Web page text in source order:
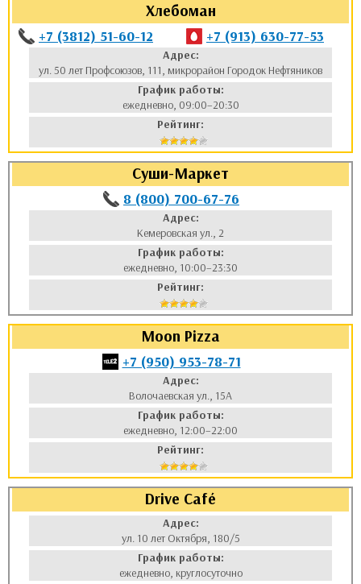
Хлебоман
+7 (3812) 51-60-12 +7 (913) 630-77-53
Адрес:
ул. 50 лет Профсоюзов, 111, микрорайон Городок Нефтяников
График работы:
ежедневно, 09:00–20:30
Рейтинг:
Суши-Маркет
8 (800) 700-67-76
Адрес:
Кемеровская ул., 2
График работы:
ежедневно, 10:00–23:30
Рейтинг:
Moon Pizza
+7 (950) 953-78-71
Адрес:
Волочаевская ул., 15А
График работы:
ежедневно, 12:00–22:00
Рейтинг:
Drive Café
Адрес:
ул. 10 лет Октября, 180/5
График работы:
ежедневно, круглосуточно